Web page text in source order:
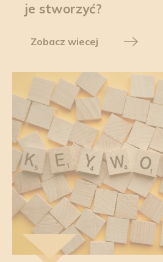
je stworzyć?
Zobacz wiecej